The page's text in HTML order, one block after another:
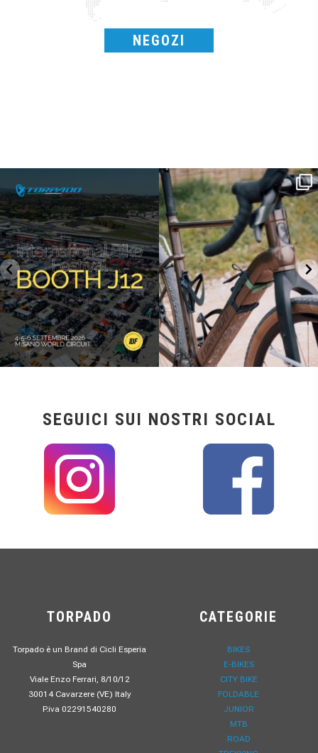
NEGOZI
IBF sta per...
17 1
Kepler R è la gravel pensata per affrontare
lunghe...
26 0
SEGUICI SUI NOSTRI SOCIAL
TORPADO
Torpado è un Brand di Cicli Esperia
Spa
Viale Enzo Ferrari, 8/10/12
30014 Cavarzere (VE) Italy
P.iva 02291540280
CATEGORIE
BIKES
E-BIKES
CITY BIKE
FOLDABLE
JUNIOR
MTB
ROAD